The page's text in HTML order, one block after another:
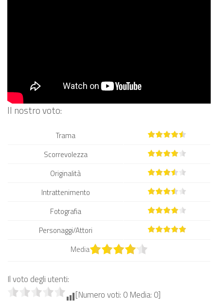
Il nostro voto:
Trama
Scorrevolezza
Originalità
Intrattenimento
Fotografia
Personaggi/Attori
Media
Il voto degli utenti:
[Numero voti: 0 Media: 0]